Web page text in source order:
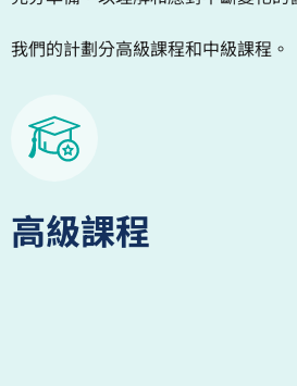
我們的計劃分高級課程和中級課程。
高級課程